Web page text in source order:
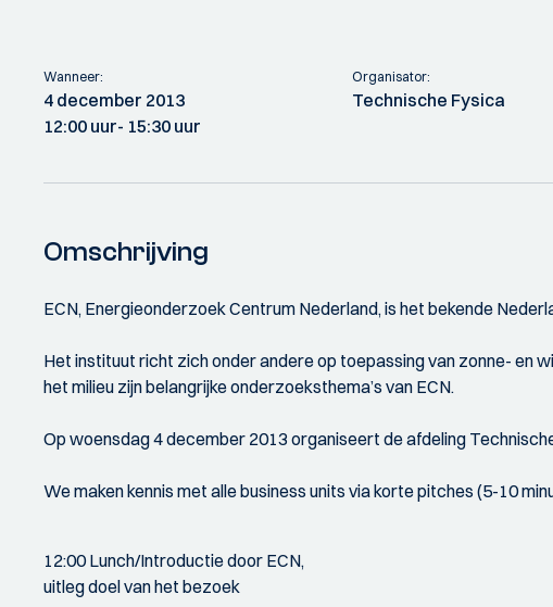
Wanneer:
4 december 2013
12:00 uur- 15:30 uur
Organisator:
Technische Fysica
Omschrijving
ECN, Energieonderzoek Centrum Nederland, is het bekende
Het instituut richt zich onder andere op toepassing van zonne- en
het milieu zijn belangrijke onderzoeksthema’s van ECN.
Op woensdag 4 december 2013 organiseert de afdeling
We maken kennis met alle business units via korte pitches (5-10
12:00 Lunch/Introductie door ECN,
uitleg doel van het bezoek